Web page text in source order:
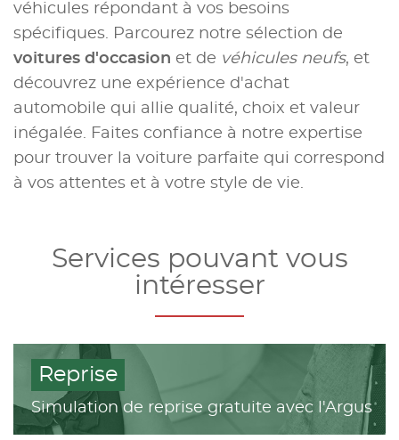
véhicules répondant à vos besoins
spécifiques. Parcourez notre sélection de
voitures d'occasion et de véhicules neufs, et
découvrez une expérience d'achat
automobile qui allie qualité, choix et valeur
inégalée. Faites confiance à notre expertise
pour trouver la voiture parfaite qui correspond
à vos attentes et à votre style de vie.
Services pouvant vous
intéresser
Reprise
Simulation de reprise gratuite avec l'Argus